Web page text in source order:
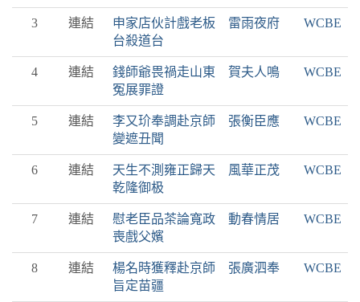
3 連結
申家店伙計戲老板 雷雨夜府
台殺道台
WCBE
4 連結
錢師爺畏禍走山東 賀夫人鳴
冤展罪證
WCBE
5 連結
李又玠奉調赴京師 張衡臣應
變遮丑聞
WCBE
6 連結
天生不測雍正歸天 風華正茂
乾隆御极
WCBE
7 連結
慰老臣品茶論寬政 動春情居
喪戲父嬪
WCBE
8 連結
楊名時獲釋赴京師 張廣泗奉
旨定苗疆
WCBE